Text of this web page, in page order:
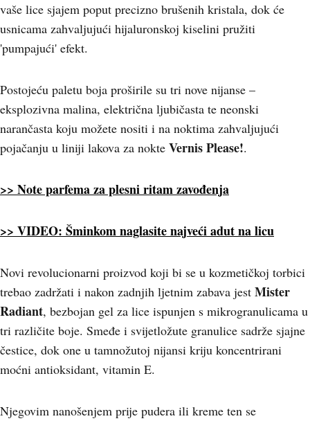
vaše lice sjajem poput precizno brušenih kristala, dok će
usnicama zahvaljujući hijaluronskoj kiselini pružiti
'pumpajući' efekt.
Postojeću paletu boja proširile su tri nove nijanse –
eksplozivna malina, električna ljubičasta te neonski
narančasta koju možete nositi i na noktima zahvaljujući
pojačanju u liniji lakova za nokte Vernis Please!.
>> Note parfema za plesni ritam zavođenja
>> VIDEO: Šminkom naglasite najveći adut na licu
Novi revolucionarni proizvod koji bi se u kozmetičkoj torbici
trebao zadržati i nakon zadnjih ljetnim zabava jest Mister
Radiant, bezbojan gel za lice ispunjen s mikrogranulicama u
tri različite boje. Smeđe i svijetložute granulice sadrže sjajne
čestice, dok one u tamnožutoj nijansi kriju koncentrirani
moćni antioksidant, vitamin E.
Njegovim nanošenjem prije pudera ili kreme ten se